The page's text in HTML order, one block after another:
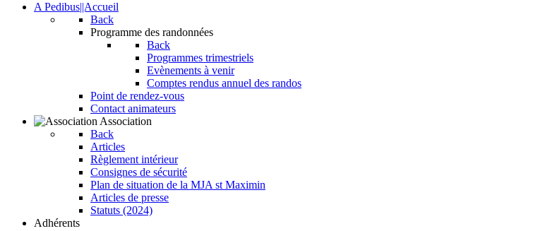
A Pedibus||Accueil
Back
Programme des randonnées
Back
Programmes trimestriels
Evènements à venir
Comptes rendus annuel des randos
Point de rendez-vous
Contact animateurs
Association
Back
Articles
Règlement intérieur
Consignes de sécurité
Plan de situation de la MJA st Maximin
Articles de presse
Statuts (2024)
Adhérents